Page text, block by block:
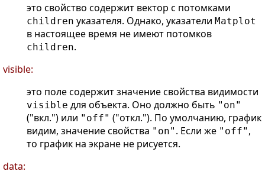
это свойство содержит вектор с потомками
children указателя. Однако, указатели Matplot
в настоящее время не имеют потомков
children.
visible:
это поле содержит значение свойства видимости
visible для объекта. Оно должно быть "on"
("вкл.") или "off" ("откл."). По умолчанию, график
видим, значение свойства "on" . Если же "off" ,
то график на экране не рисуется.
data: